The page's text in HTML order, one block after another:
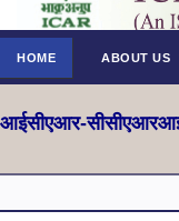
HOME ABOUT US
आईसीएआर-